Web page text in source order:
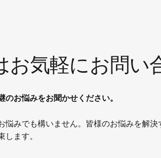
お気軽にお問い
のお悩みをお聞かせください。
悩みでも構いません。皆様のお悩みを解
します。